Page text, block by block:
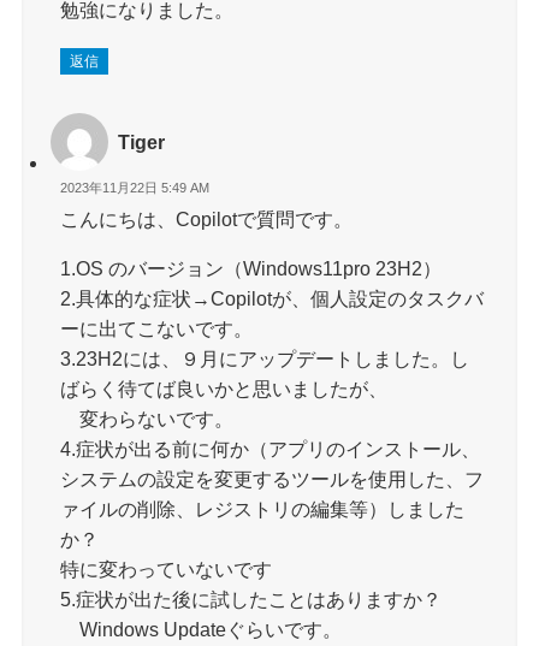
勉強になりました。
返信
Tiger
2023年11月22日 5:49 AM
こんにちは、Copilotで質問です。
1.OS のバージョン（Windows11pro 23H2）
2.具体的な症状→Copilotが、個人設定のタスクバ
ーに出てこないです。
3.23H2には、９月にアップデートしました。し
ばらく待てば良いかと思いましたが、
変わらないです。
4.症状が出る前に何か（アプリのインストール、
システムの設定を変更するツールを使用した、フ
ァイルの削除、レジストリの編集等）しました
か？
特に変わっていないです
5.症状が出た後に試したことはありますか？
Windows Updateぐらいです。